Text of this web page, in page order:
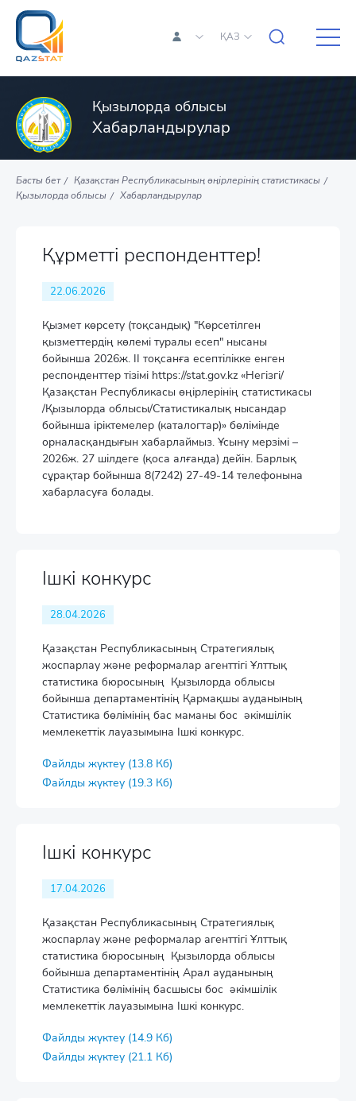
ҚАЗ
Қызылорда облысы
Хабарландырулар
Басты бет
Қазақстан Республикасының өңірлерінің статистикасы
Қызылорда облысы
Хабарландырулар
Құрметті респонденттер!
22.06.2026
Қызмет көрсету (тоқсандық) "Көрсетілген
қызметтердің көлемі туралы есеп" нысаны
бойынша 2026ж. II тоқсанға есептілікке енген
респонденттер тізімі https://stat.gov.kz «Негізгі/
Қазақстан Республикасы өңірлерінің статистикасы
/Қызылорда облысы/Статистикалық нысандар
бойынша іріктемелер (каталогтар)» бөлімінде
орналасқандығын хабарлаймыз. Ұсыну мерзімі –
2026ж. 27 шілдеге (қоса алғанда) дейін. Барлық
сұрақтар бойынша 8(7242) 27-49-14 телефонына
хабарласуға болады.
Ішкі конкурс
28.04.2026
Қазақстан Республикасының Стратегиялық
жоспарлау және реформалар агенттігі Ұлттық
статистика бюросының Қызылорда облысы
бойынша департаментінің Қармақшы ауданының
Статистика бөлімінің бас маманы бос әкімшілік
мемлекеттік лауазымына Ішкі конкурс.
Файлды жүктеу (13.8 Кб)
Файлды жүктеу (19.3 Кб)
Ішкі конкурс
17.04.2026
Қазақстан Республикасының Стратегиялық
жоспарлау және реформалар агенттігі Ұлттық
статистика бюросының Қызылорда облысы
бойынша департаментінің Арал ауданының
Статистика бөлімінің басшысы бос әкімшілік
мемлекеттік лауазымына Ішкі конкурс.
Файлды жүктеу (14.9 Кб)
Файлды жүктеу (21.1 Кб)